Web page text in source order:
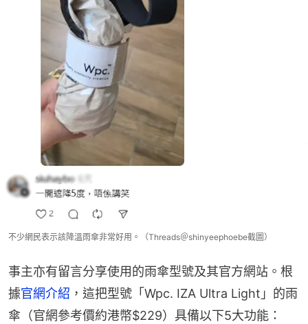
不少網民表示該降溫雨傘非常好用。（Threads＠shinyeephoebe截圖）
事主亦有留言分享使用的雨傘型號及其官方網站。根
據官網介紹 ，這把型號「Wpc. IZA Ultra Light」的雨
傘（官網參考價約港幣$229）具備以下5大功能：